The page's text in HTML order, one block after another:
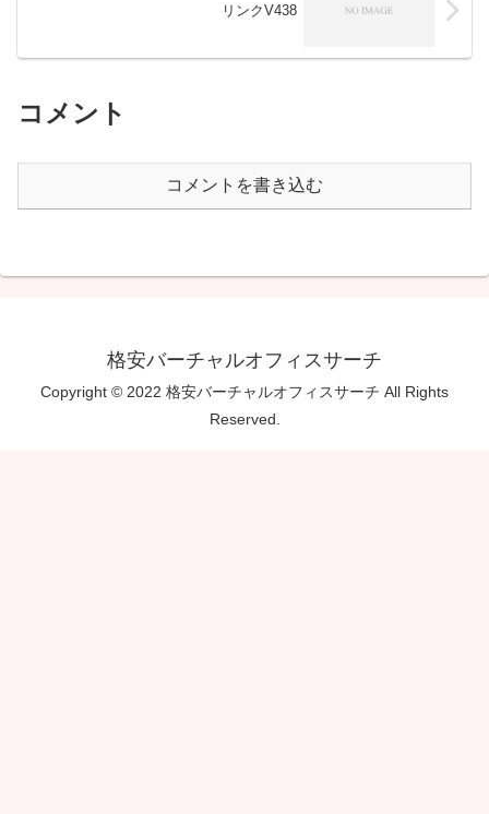
リンクV438
コメント
コメントを書き込む
格安バーチャルオフィスサーチ
Copyright © 2022 格安バーチャルオフィスサーチ All Rights
Reserved.